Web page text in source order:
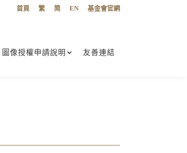
首頁 繁 简 EN 基金會官網
圖像授權申請說明 友善連結